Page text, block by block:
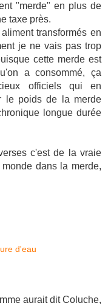
"merde" en plus de
taxe près.
transformés en
je ne vais pas trop
cette merde est
a consommé, ça
officiels qui en
le poids de la merde
longue durée
c'est de la vraie
dans la merde,
aurait dit Coluche,